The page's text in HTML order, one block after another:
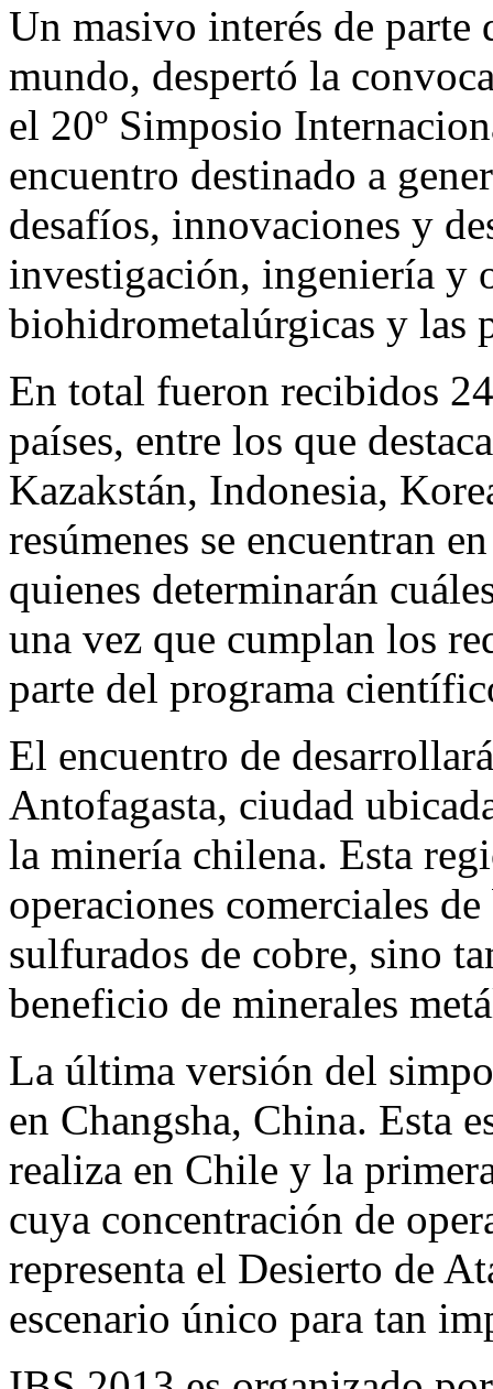
Un masivo interés de parte
mundo, despertó la
el 20º Simposio
encuentro destinado a
desafíos, innovaciones y
investigación, ingeniería y
biohidrometalúrgicas y las
En total fueron recibidos
países, entre los que
Kazakstán, Indonesia,
resúmenes se encuentran
quienes determinarán
una vez que cumplan los
parte del programa
El encuentro de
Antofagasta, ciudad
la minería chilena. Esta
operaciones comerciales
sulfurados de cobre, sino
beneficio de minerales
La última versión del
en Changsha, China. Esta
realiza en Chile y la
cuya concentración de
representa el Desierto de
escenario único para tan